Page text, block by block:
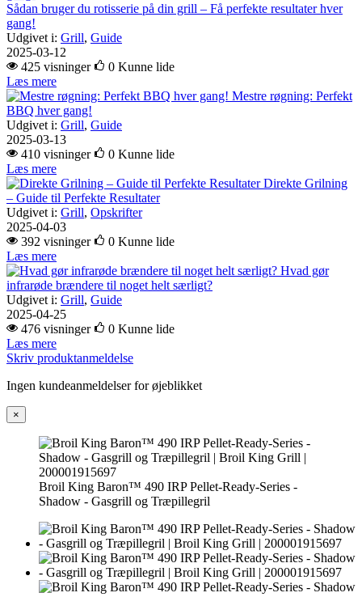
Sådan bruger du rotisserie på din grill – Få perfekte resultater hver
gang!
Udgivet i: Grill, Guide
2025-03-12
425 visninger
0 Kunne lide
Læs mere
Mestre røgning: Perfekt
BBQ hver gang!
Udgivet i: Grill, Guide
2025-03-13
410 visninger
0 Kunne lide
Læs mere
Direkte Grilning
– Guide til Perfekte Resultater
Udgivet i: Grill, Opskrifter
2025-04-03
392 visninger
0 Kunne lide
Læs mere
Hvad gør
infrarøde brændere til noget helt særligt?
Udgivet i: Grill, Guide
2025-04-25
476 visninger
0 Kunne lide
Læs mere
Skriv produktanmeldelse
Ingen kundeanmeldelser for øjeblikket
×
Broil King Baron™ 490 IRP Pellet-Ready-Series -
Shadow - Gasgrill og Træpillegril